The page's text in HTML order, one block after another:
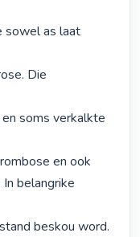
sowel as laat
Die
soms verkalkte
en ook
belangrike
beskou word.